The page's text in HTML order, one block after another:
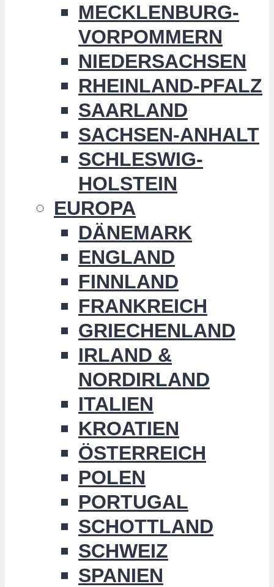
MECKLENBURG-
VORPOMMERN
NIEDERSACHSEN
RHEINLAND-PFALZ
SAARLAND
SACHSEN-ANHALT
SCHLESWIG-
HOLSTEIN
EUROPA
DÄNEMARK
ENGLAND
FINNLAND
FRANKREICH
GRIECHENLAND
IRLAND &
NORDIRLAND
ITALIEN
KROATIEN
ÖSTERREICH
POLEN
PORTUGAL
SCHOTTLAND
SCHWEIZ
SPANIEN